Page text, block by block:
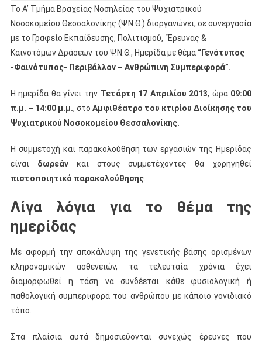
Το Α’ Τμήμα Βραχείας Νοσηλείας του Ψυχιατρικού
Νοσοκομείου Θεσσαλονίκης (Ψ.Ν.Θ.) διοργανώνει, σε συνεργασία
με το Γραφείο Εκπαίδευσης, Πολιτισμού, ΄Έρευνας &
Καινοτόμων Δράσεων του Ψ.Ν.Θ., Ημερίδα με θέμα “Γενότυπος
-Φαινότυπος- Περιβάλλον – Ανθρώπινη Συμπεριφορά”.
Η ημερίδα θα γίνει την Τετάρτη 17 Απριλίου 2013, ώρα 09:00
π.μ. – 14:00 μ.μ., στοΑμφιθέατρο του κτιρίου Διοίκησης του
Ψυχιατρικού Νοσοκομείου Θεσσαλονίκης.
Η συμμετοχή και παρακολούθηση των εργασιών της Ημερίδας
είναι δωρεάνκαι στους συμμετέχοντες θα χορηγηθεί
πιστοποιητικό παρακολούθησης.
Λίγα λόγια για το θέμα της
ημερίδας
Με αφορμή την αποκάλυψη της γενετικής βάσης ορισμένων
κληρονομικών ασθενειών, τα τελευταία χρόνια έχει
διαμορφωθεί η τάση να συνδέεται κάθε φυσιολογική ή
παθολογική συμπεριφορά του ανθρώπου με κάποιο γονιδιακό
τόπο.
Στα πλαίσια αυτά δημοσιεύονται συνεχώς έρευνες που